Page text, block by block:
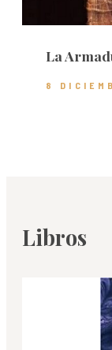
La
8
Libros